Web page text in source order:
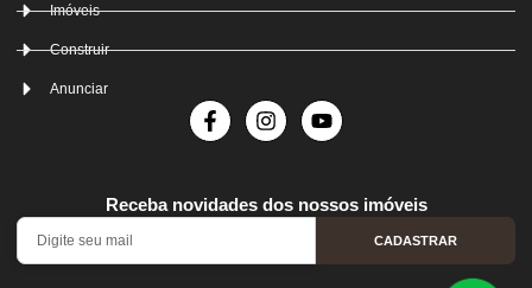
Imóveis
Construir
Anunciar
Receba novidades dos nossos imóveis
CADASTRAR